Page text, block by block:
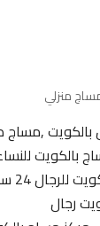
منزلي
,مساج
بالكويت
رجال